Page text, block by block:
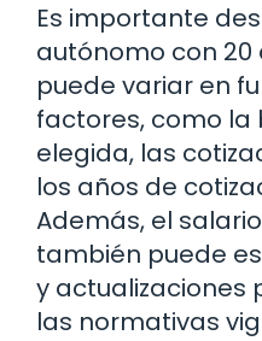
Es importante
autónomo con 20
puede variar en
factores, como la
elegida, las
los años de
Además, el
también puede
y actualizaciones
las normativas